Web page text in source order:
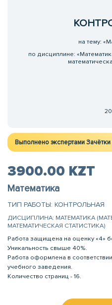
на тему:
по дисциплине:
Выполнено экспертами
3900.00 KZT
Математика
ТИП РАБОТЫ: КОНТРОЛЬНАЯ
ДИСЦИПЛИНА: МАТЕМАТИКА
МАТЕМАТИЧЕСКАЯ СТАТИСТИКА)
Работа защищена на оценку «4»
Уникальность свыше 40%.
Работа оформлена в
учебного заведения.
Количество страниц - 16.